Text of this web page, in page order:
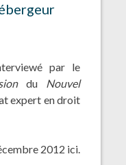
par le
du Nouvel
expert en droit
2012 ici.